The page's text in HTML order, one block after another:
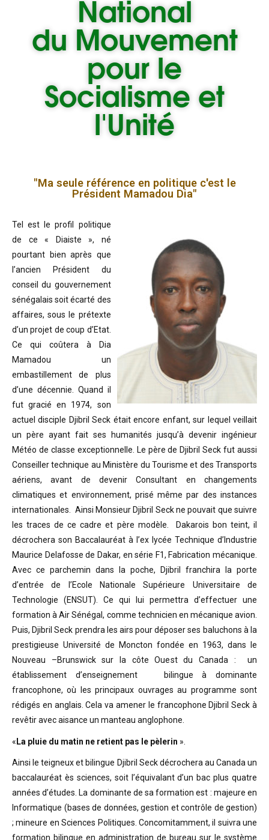
National
du Mouvement
pour le
Socialisme et
l'Unité
"Ma seule référence en politique c'est le
Président Mamadou Dia"
Tel est le profil politique
de ce « Diaiste », né
pourtant bien après que
l’ancien Président du
conseil du gouvernement
sénégalais soit écarté des
affaires, sous le prétexte
d’un projet de coup d’Etat.
Ce qui coûtera à Dia
Mamadou un
embastillement de plus
d’une décennie. Quand il
fut gracié en 1974, son
actuel disciple Djibril Seck était encore enfant, sur lequel veillait
un père ayant fait ses humanités jusqu’à devenir ingénieur
Météo de classe exceptionnelle. Le père de Djibril Seck fut aussi
Conseiller technique au Ministère du Tourisme et des Transports
aériens, avant de devenir Consultant en changements
climatiques et environnement, prisé même par des instances
internationales. Ainsi Monsieur Djibril Seck ne pouvait que suivre
les traces de ce cadre et père modèle. Dakarois bon teint, il
décrochera son Baccalauréat à l’ex lycée Technique d’Industrie
Maurice Delafosse de Dakar, en série F1, Fabrication mécanique.
Avec ce parchemin dans la poche, Djibril franchira la porte
d’entrée de l’Ecole Nationale Supérieure Universitaire de
Technologie (ENSUT). Ce qui lui permettra d’effectuer une
formation à Air Sénégal, comme technicien en mécanique avion.
Puis, Djibril Seck prendra les airs pour déposer ses baluchons à la
prestigieuse Université de Moncton fondée en 1963, dans le
Nouveau –Brunswick sur la côte Ouest du Canada : un
établissement d’enseignement bilingue à dominante
francophone, où les principaux ouvrages au programme sont
rédigés en anglais. Cela va amener le francophone Djibril Seck à
revêtir avec aisance un manteau anglophone.
«La pluie du matin ne retient pas le pèlerin ».
Ainsi le teigneux et bilingue Djibril Seck décrochera au Canada un
baccalauréat ès sciences, soit l’équivalant d’un bac plus quatre
années d’études. La dominante de sa formation est : majeure en
Informatique (bases de données, gestion et contrôle de gestion)
; mineure en Sciences Politiques. Concomitamment, il suivra une
formation bilingue en administration de bureau sur le système